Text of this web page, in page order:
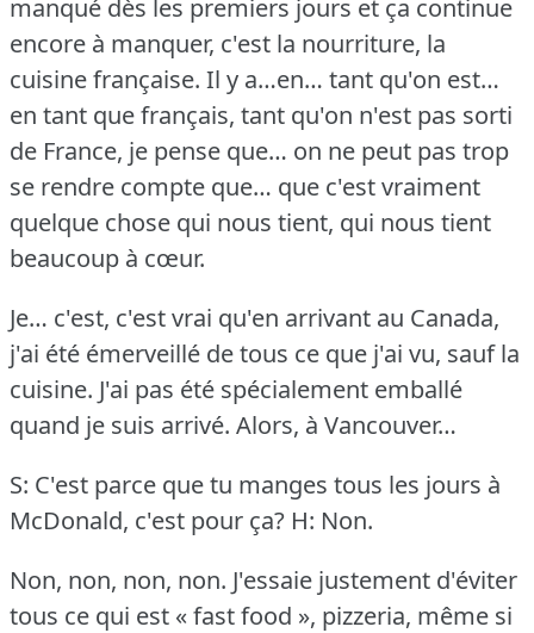
manqué dès les premiers jours et ça continue
encore à manquer, c'est la nourriture, la
cuisine française. Il y a…en… tant qu'on est…
en tant que français, tant qu'on n'est pas sorti
de France, je pense que… on ne peut pas trop
se rendre compte que… que c'est vraiment
quelque chose qui nous tient, qui nous tient
beaucoup à cœur.
Je… c'est, c'est vrai qu'en arrivant au Canada,
j'ai été émerveillé de tous ce que j'ai vu, sauf la
cuisine. J'ai pas été spécialement emballé
quand je suis arrivé. Alors, à Vancouver…
S: C'est parce que tu manges tous les jours à
McDonald, c'est pour ça? H: Non.
Non, non, non, non. J'essaie justement d'éviter
tous ce qui est « fast food », pizzeria, même si